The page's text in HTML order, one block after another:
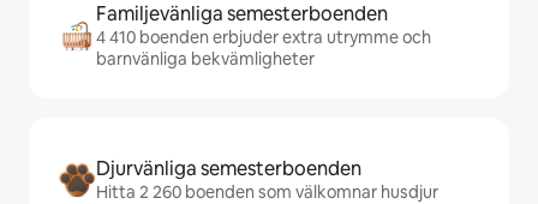
Familjevänliga semesterboenden
4 410 boenden erbjuder extra utrymme och
barnvänliga bekvämligheter
Djurvänliga semesterboenden
Hitta 2 260 boenden som välkomnar husdjur